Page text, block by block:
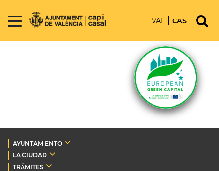
VAL CAS
AYUNTAMIENTO
LA CIUDAD
TRÁMITES